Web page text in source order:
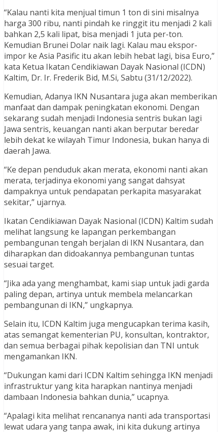
“Kalau nanti kita menjual timun 1 ton di sini misalnya
harga 300 ribu, nanti pindah ke ringgit itu menjadi 2 kali
bahkan 2,5 kali lipat, bisa menjadi 1 juta per-ton.
Kemudian Brunei Dolar naik lagi. Kalau mau ekspor-
impor ke Asia Pasific itu akan lebih hebat lagi, bisa Euro,”
kata Ketua Ikatan Cendikiawan Dayak Nasional (ICDN)
Kaltim, Dr. Ir. Frederik Bid, M.Si, Sabtu (31/12/2022).
Kemudian, Adanya IKN Nusantara juga akan memberikan
manfaat dan dampak peningkatan ekonomi. Dengan
sekarang sudah menjadi Indonesia sentris bukan lagi
Jawa sentris, keuangan nanti akan berputar beredar
lebih dekat ke wilayah Timur Indonesia, bukan hanya di
daerah Jawa.
“Ke depan penduduk akan merata, ekonomi nanti akan
merata, terjadinya ekonomi yang sangat dahsyat
dampaknya untuk pendapatan perkapita masyarakat
sekitar,” ujarnya.
Ikatan Cendikiawan Dayak Nasional (ICDN) Kaltim sudah
melihat langsung ke lapangan perkembangan
pembangunan tengah berjalan di IKN Nusantara, dan
diharapkan dan didoakannya pembangunan tuntas
sesuai target.
“Jika ada yang menghambat, kami siap untuk jadi garda
paling depan, artinya untuk membela melancarkan
pembangunan di IKN,” ungkapnya.
Selain itu, ICDN Kaltim juga mengucapkan terima kasih,
atas semangat kementerian PU, konsultan, kontraktor,
dan semua berbagai pihak kepolisian dan TNI untuk
mengamankan IKN.
“Dukungan kami dari ICDN Kaltim sehingga IKN menjadi
infrastruktur yang kita harapkan nantinya menjadi
dambaan Indonesia bahkan dunia,” ucapnya.
“Apalagi kita melihat rencananya nanti ada transportasi
lewat udara yang tanpa awak, ini kita dukung artinya